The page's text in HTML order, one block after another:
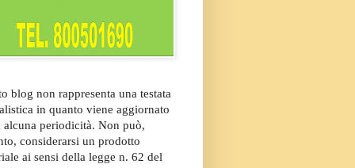
blog non rappresenta una testata
in quanto viene aggiornato
alcuna periodicità. Non può,
considerarsi un prodotto
ai sensi della legge n. 62 del